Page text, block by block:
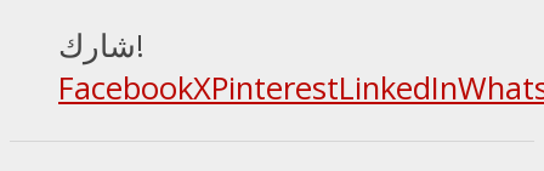
شارك!
FacebookXPinterestLinkedIn